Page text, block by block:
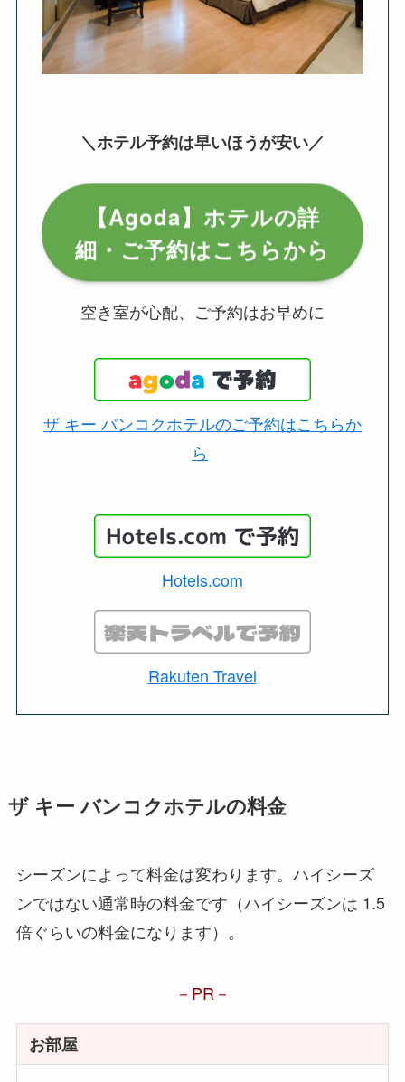
＼ホテル予約は早いほうが安い／
【Agoda】ホテルの詳
細・ご予約はこちらから
空き室が心配、ご予約はお早めに
ザ キー バンコクホテルのご予約はこちらか
ら
Hotels.com
Rakuten Travel
ザ キー バンコクホテルの料金
シーズンによって料金は変わります。ハイシーズ
ンではない通常時の料金です（ハイシーズンは 1.5
倍ぐらいの料金になります）。
PR
お部屋